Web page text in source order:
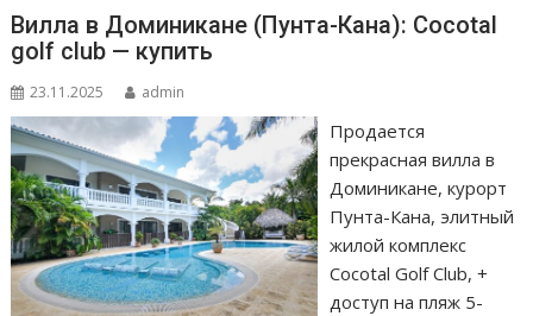
Вилла в Доминикане (Пунта-Кана): Cocotal
golf club — купить
23.11.2025 admin
Продается
прекрасная вилла в
Доминикане, курорт
Пунта-Кана, элитный
жилой комплекс
Cocotal Golf Club, +
доступ на пляж 5-